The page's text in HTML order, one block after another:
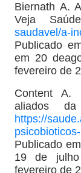
Biernath A.
Veja
saudavel/a-
Publicado
em 20
fevereiro de
Content A.
aliados
https://
Publicado
19 de
fevereiro de